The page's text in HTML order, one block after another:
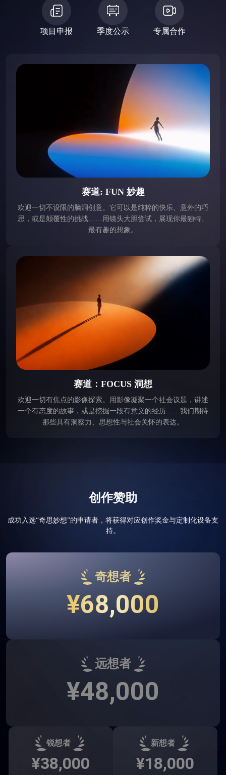
项目申报 季度公示 专属合作
赛道: FUN 妙趣
欢迎一切不设限的脑洞创意。它可以是纯粹的快乐、意外的巧
思，或是颠覆性的挑战……用镜头大胆尝试，展现你最独特、
最有趣的想象。
赛道：FOCUS 洞想
欢迎一切有焦点的影像探索。用影像凝聚一个社会议题，讲述
一个有态度的故事，或是挖掘一段有意义的经历……我们期待
那些具有洞察力、思想性与社会关怀的表达。
创作赞助
成功入选“奇思妙想”的申请者，将获得对应创作奖金与定制化设备支
持。
奇想者
¥68,000
远想者
¥48,000
锐想者
¥38,000
新想者
¥18,000